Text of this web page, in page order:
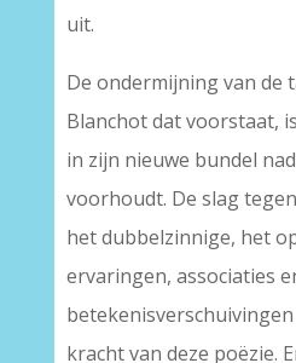
uit.
De ondermijning van de
Blanchot dat voorstaat,
in zijn nieuwe bundel
voorhoudt. De slag
het dubbelzinnige, het
ervaringen, associaties
kracht van deze poëzie.